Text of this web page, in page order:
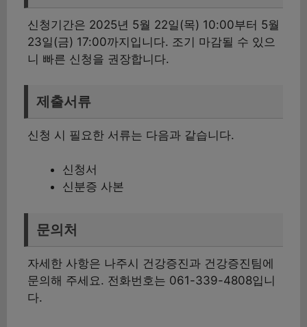
신청기간은 2025년 5월 22일(목) 10:00부터 5월
23일(금) 17:00까지입니다. 조기 마감될 수 있으
니 빠른 신청을 권장합니다.
제출서류
신청 시 필요한 서류는 다음과 같습니다.
신청서
신분증 사본
문의처
자세한 사항은 나주시 건강증진과 건강증진팀에
문의해 주세요. 전화번호는 061-339-4808입니
다.